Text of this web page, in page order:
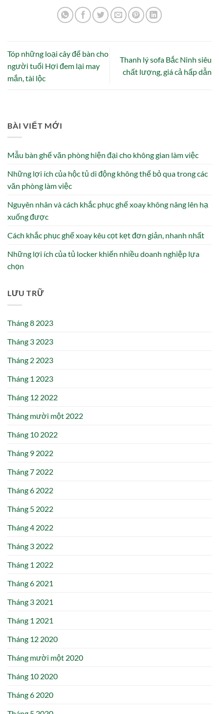
Tóp những loại cây để bàn cho
người tuổi Hợi đem lại may
mắn, tài lộc
Thanh lý sofa Bắc Ninh siêu
chất lượng, giá cả hấp dẫn
BÀI VIẾT MỚI
Mẫu bàn ghế văn phòng hiện đại cho không gian làm việc
Những lợi ích của hộc tủ di động không thể bỏ qua trong các
văn phòng làm việc
Nguyên nhân và cách khắc phục ghế xoay không nâng lên hạ
xuống được
Cách khắc phục ghế xoay kêu cọt kẹt đơn giản, nhanh nhất
Những lợi ích của tủ locker khiến nhiều doanh nghiệp lựa
chọn
LƯU TRỮ
Tháng 8 2023
Tháng 3 2023
Tháng 2 2023
Tháng 1 2023
Tháng 12 2022
Tháng mười một 2022
Tháng 10 2022
Tháng 9 2022
Tháng 7 2022
Tháng 6 2022
Tháng 5 2022
Tháng 4 2022
Tháng 3 2022
Tháng 1 2022
Tháng 6 2021
Tháng 3 2021
Tháng 1 2021
Tháng 12 2020
Tháng mười một 2020
Tháng 10 2020
Tháng 6 2020